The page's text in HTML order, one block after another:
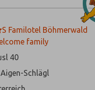
****
S Familotel Böhmerwald
family
40
Aigen-Schlägl